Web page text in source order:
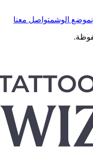
موضع الوشمتواصل معنا